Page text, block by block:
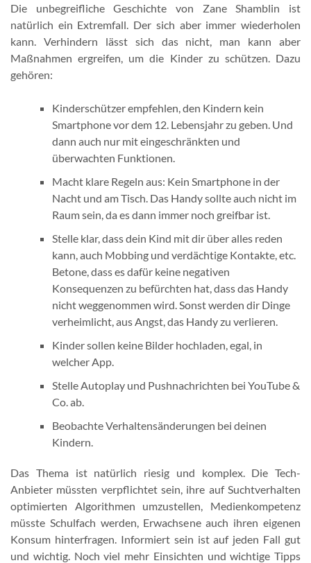
Die unbegreifliche Geschichte von Zane Shamblin ist
natürlich ein Extremfall. Der sich aber immer wiederholen
kann. Verhindern lässt sich das nicht, man kann aber
Maßnahmen ergreifen, um die Kinder zu schützen. Dazu
gehören:
Kinderschützer empfehlen, den Kindern kein
Smartphone vor dem 12. Lebensjahr zu geben. Und
dann auch nur mit eingeschränkten und
überwachten Funktionen.
Macht klare Regeln aus: Kein Smartphone in der
Nacht und am Tisch. Das Handy sollte auch nicht im
Raum sein, da es dann immer noch greifbar ist.
Stelle klar, dass dein Kind mit dir über alles reden
kann, auch Mobbing und verdächtige Kontakte, etc.
Betone, dass es dafür keine negativen
Konsequenzen zu befürchten hat, dass das Handy
nicht weggenommen wird. Sonst werden dir Dinge
verheimlicht, aus Angst, das Handy zu verlieren.
Kinder sollen keine Bilder hochladen, egal, in
welcher App.
Stelle Autoplay und Pushnachrichten bei YouTube &
Co. ab.
Beobachte Verhaltensänderungen bei deinen
Kindern.
Das Thema ist natürlich riesig und komplex. Die Tech-
Anbieter müssten verpflichtet sein, ihre auf Suchtverhalten
optimierten Algorithmen umzustellen, Medienkompetenz
müsste Schulfach werden, Erwachsene auch ihren eigenen
Konsum hinterfragen. Informiert sein ist auf jeden Fall gut
und wichtig. Noch viel mehr Einsichten und wichtige Tipps